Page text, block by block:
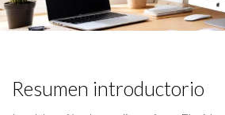
Resumen introductorio